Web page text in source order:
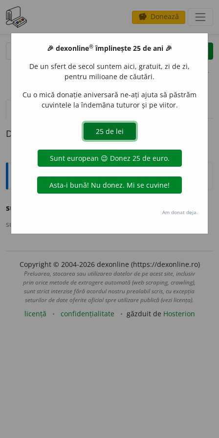
savings Donează
clear
opțiuni
definiții (1) pronunțievolume_up (50)
Definiția cu ID-ul 730251:
Ortografice DOOM
sunt
sursa:
Copyright © 2004-2026 dexonline (https://dexonline.ro)
Preluarea, stocarea sau utilizarea datelor de pe acest site, inclusiv
prin orice metode de extragere automată (web scraping, crawling),
sunt strict interzise fără acordul nostru prealabil scris, cu excepția
seturilor de date oferite oficial spre utilizare publică (vezi licența).
licență confidențialitate găzduit de Hosterion
🎉 dexonline® împlinește 25 de ani 🎉
De un sfert de secol suntem aici, gratuit, zi de zi,
pentru milioane de căutări.
Cu o mică donație aniversară ne-ați ajuta să păstrăm
cuvintele la îndemâna tuturor și pe viitor.
Am donat deja.